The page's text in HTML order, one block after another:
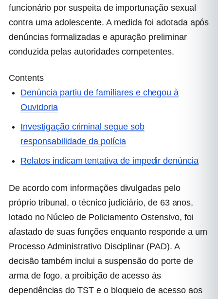
funcionário por suspeita de importunação sexual
contra uma adolescente. A medida foi adotada após
denúncias formalizadas e apuração preliminar
conduzida pelas autoridades competentes.
Contents
Denúncia partiu de familiares e chegou à
Ouvidoria
Investigação criminal segue sob
responsabilidade da polícia
Relatos indicam tentativa de impedir denúncia
De acordo com informações divulgadas pelo
próprio tribunal, o técnico judiciário, de 63 anos,
lotado no Núcleo de Policiamento Ostensivo, foi
afastado de suas funções enquanto responde a um
Processo Administrativo Disciplinar (PAD). A
decisão também inclui a suspensão do porte de
arma de fogo, a proibição de acesso às
dependências do TST e o bloqueio de acesso aos